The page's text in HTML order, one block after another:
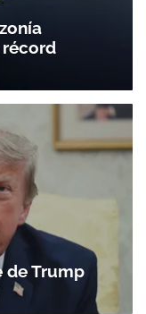
récord
de Trump